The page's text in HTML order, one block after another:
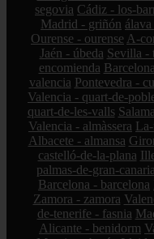
segovia Cádiz - los-
Madrid - griñón
Ourense - ourense A-
Jaén - úbeda Sevilla -
encomienda
valencia Pontevedra -
Valencia - quart-de-
quart-de-les-valls
Valencia - almàssera
Albacete - almansa
castelló-de-la-plana
palmas-de-gran-canaria
Barcelona - barcelona
Zamora - zamora
de-tenerife - fasnia
Alicante - benidorm